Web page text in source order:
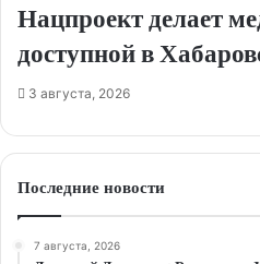
Нацпроект делает
доступной в
3 августа, 2026
Последние новости
7 августа, 2026